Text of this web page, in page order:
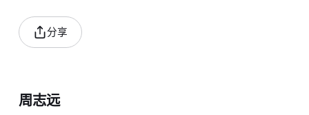
分享
周志远